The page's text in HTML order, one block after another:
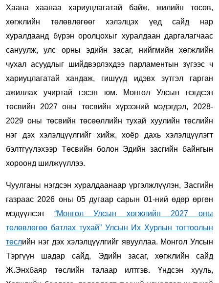
Хаана хаанаа хариуцлагатай байж, жилийн төсөв,
хөгжлийн төлөвлөгөөг хэлэлцэх үед сайд нар
хуралдаанд бүрэн оролцохыг хуралдаан даргалагчаас
сануулж, улс орны эдийн засаг, нийгмийн хөгжлийн
чухал асуудлыг шийдвэрлэхдээ парламентын зүгээс ч
хариуцлагатай хандаж, гишүүд идэвх зүтгэл гарган
ажиллах учиртай гэсэн юм. Монгол Улсын нэгдсэн
төсвийн 2027 оны төсвийн хүрээний мэдэгдэл, 2028-
2029 оны төсвийн төсөөллийн тухай хуулийн төслийн
нэг дэх хэлэлцүүлгийг хийж, хоёр дахь хэлэлцүүлэгт
бэлтгүүлэхээр Төсвийн болон Эдийн засгийн байнгын
хороонд шилжүүллээ.
Чуулганы нэгдсэн хуралдаанаар үргэлжлүүлэн, Засгийн
газраас 2026 оны 05 дугаар сарын 01-ний өдөр өргөн
мэдүүлсэн “Монгол Улсын хөгжлийн 2027 оны
төлөвлөгөө батлах тухай” Улсын Их Хурлын тогтоолын
төслийн нэг дэх хэлэлцүүлгийг явууллаа. Монгол Улсын
Тэргүүн шадар сайд, Эдийн засаг, хөгжлийн сайд
Ж.Энхбаяр төслийн талаар илтгэв. Үндсэн хууль,